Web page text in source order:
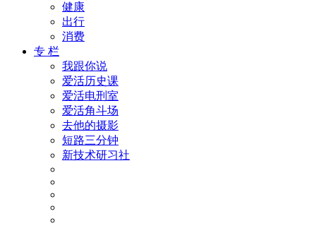
健康
出行
消费
专 栏
我跟你说
爱活历史课
爱活电刑室
爱活角斗场
去他的摄影
短路三分钟
新技术研习社